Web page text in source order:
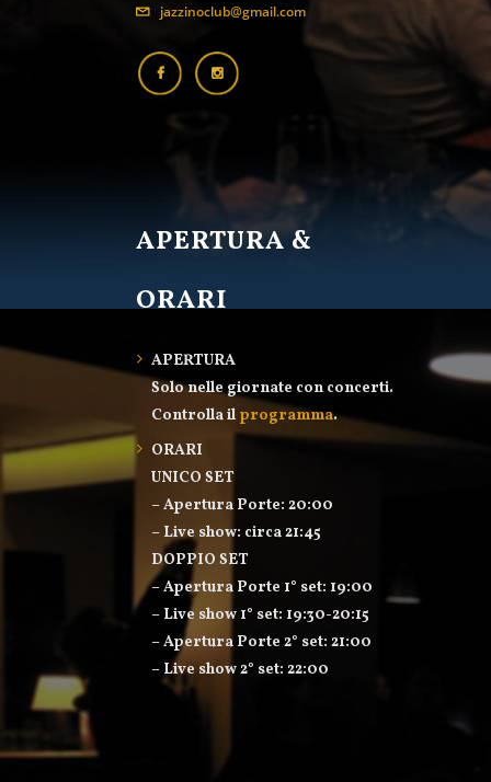
jazzinoclub@gmail.com
APERTURA &
ORARI
APERTURA
Solo nelle giornate con concerti.
Controlla il programma.
ORARI
UNICO SET
– Apertura Porte: 20:00
– Live show: circa 21:45
DOPPIO SET
– Apertura Porte 1° set: 19:00
– Live show 1° set: 19:30-20:15
– Apertura Porte 2° set: 21:00
– Live show 2° set: 22:00